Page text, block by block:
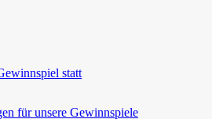
statt
für unsere Gewinnspiele